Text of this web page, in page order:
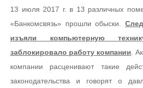
13 июля 2017 г. в 13 различных
«Банкомсвязь» прошли обыски.
изъяли компьютерную
заблокировало работу компании.
компании расценивают такие
законодательства и говорят о